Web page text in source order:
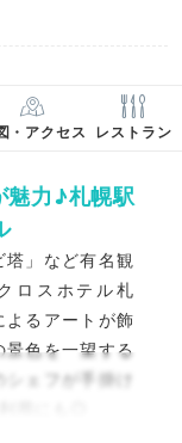
・アクセス レストラン
魅力♪札幌駅
塔」など有名観
ロスホテル札
るアートが飾
色を一望する
ェフが手掛け
用にも◎